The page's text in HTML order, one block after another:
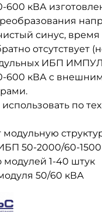
кВА
синус,
отсутствует
ИБП
600 кВА с
по
50-2000/60-
модулей 1-40 штук
50/60 кВА